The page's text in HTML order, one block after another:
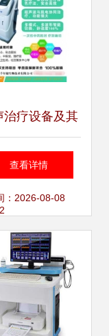
治疗设备及其
附件 技术原
床应用与未
来展望
查看详情
：2026-08-08